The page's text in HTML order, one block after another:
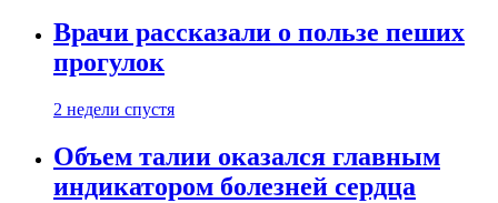
Врачи рассказали о пользе пеших
прогулок
2 недели спустя
Объем талии оказался главным
индикатором болезней сердца